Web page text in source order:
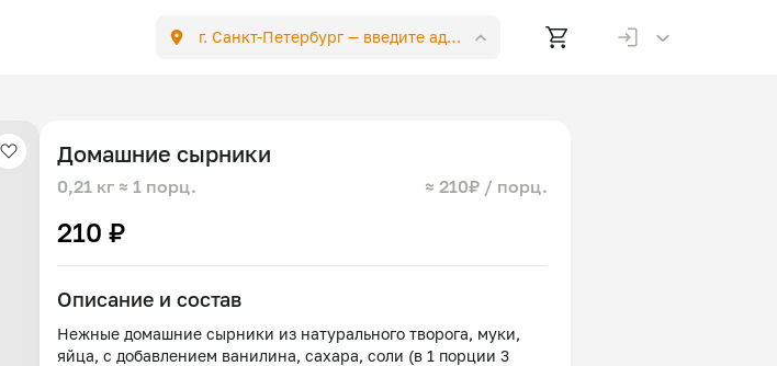
г. Санкт-Петербург —введите адрес
Домашние сырники
0,21 кг ≈ 1 порц. ≈ 210₽ / порц.
210 ₽
Описание и состав
Нежные домашние сырники из натурального творога, муки,
яйца, с добавлением ванилина, сахара, соли (в 1 порции 3